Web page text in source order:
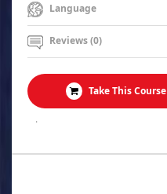
Language
Reviews (0)
Take This Course
.